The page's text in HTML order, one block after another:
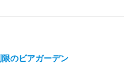
のビアガーデン